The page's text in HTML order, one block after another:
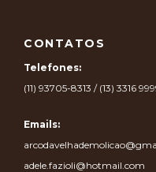
CONTATOS
Telefones:
(11) 93705-8313 / (13) 3316
Emails:
adele.fazioli@hotmail.com